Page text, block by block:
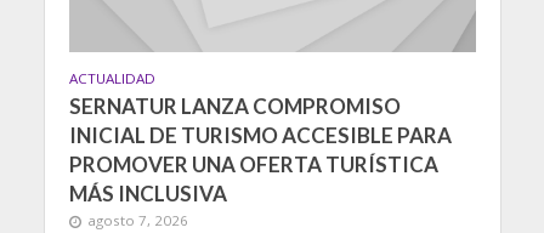
ACTUALIDAD
SERNATUR LANZA COMPROMISO
INICIAL DE TURISMO ACCESIBLE PARA
PROMOVER UNA OFERTA TURÍSTICA
MÁS INCLUSIVA
agosto 7, 2026